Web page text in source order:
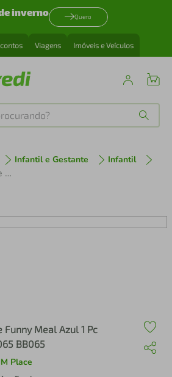
inverno Quero
Viagens Imóveis e Veículos
Infantil e Gestante Infantil
Colher 100% Silicone Funny Meal Azul 1 Pc Multikids Baby - BB065 BB065
Funny Meal Azul 1 Pc
BB065
Place